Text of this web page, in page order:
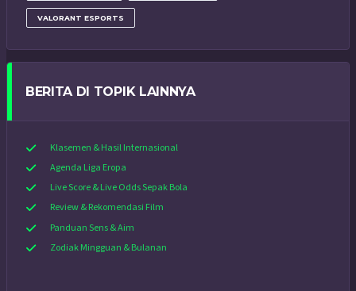
VALORANT ESPORTS
BERITA DI TOPIK LAINNYA
Klasemen & Hasil Internasional
Agenda Liga Eropa
Live Score & Live Odds Sepak Bola
Review & Rekomendasi Film
Panduan Sens & Aim
Zodiak Mingguan & Bulanan